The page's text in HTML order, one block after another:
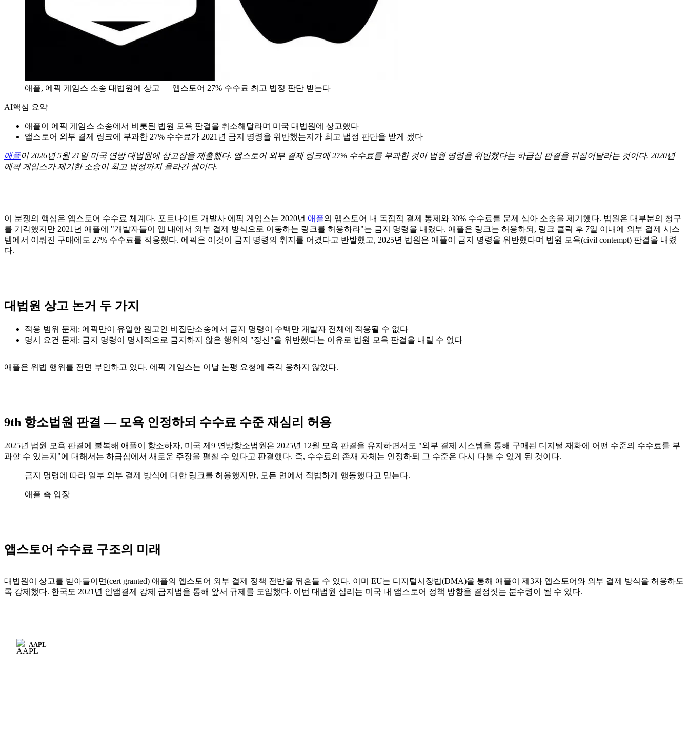
애플, 에픽 게임스 소송 대법원에 상고 — 앱스토어 27% 수수료 최고 법정 판단 받는다
AI핵심 요약
애플이 에픽 게임스 소송에서 비롯된 법원 모욕 판결을 취소해달라며 미국 대법원에 상고했다
앱스토어 외부 결제 링크에 부과한 27% 수수료가 2021년 금지 명령을 위반했는지가 최고 법정 판단을 받게 됐다
애플이 2026년 5월 21일 미국 연방 대법원에 상고장을 제출했다. 앱스토어 외부 결제 링크에 27% 수수료를 부과한 것이 법원 명령을 위반했다는 하급심 판결을 뒤집어달라는 것이다. 2020년
에픽 게임스가 제기한 소송이 최고 법정까지 올라간 셈이다.
이 분쟁의 핵심은 앱스토어 수수료 체계다. 포트나이트 개발사 에픽 게임스는 2020년 애플의 앱스토어 내 독점적 결제 통제와 30% 수수료를 문제 삼아 소송을 제기했다. 법원은 대부분의 청구
를 기각했지만 2021년 애플에 "개발자들이 앱 내에서 외부 결제 방식으로 이동하는 링크를 허용하라"는 금지 명령을 내렸다. 애플은 링크는 허용하되, 링크 클릭 후 7일 이내에 외부 결제 시스
템에서 이뤄진 구매에도 27% 수수료를 적용했다. 에픽은 이것이 금지 명령의 취지를 어겼다고 반발했고, 2025년 법원은 애플이 금지 명령을 위반했다며 법원 모욕(civil contempt) 판결을 내렸
다.
대법원 상고 논거 두 가지
적용 범위 문제: 에픽만이 유일한 원고인 비집단소송에서 금지 명령이 수백만 개발자 전체에 적용될 수 없다
명시 요건 문제: 금지 명령이 명시적으로 금지하지 않은 행위의 "정신"을 위반했다는 이유로 법원 모욕 판결을 내릴 수 없다
애플은 위법 행위를 전면 부인하고 있다. 에픽 게임스는 이날 논평 요청에 즉각 응하지 않았다.
9th 항소법원 판결 — 모욕 인정하되 수수료 수준 재심리 허용
2025년 법원 모욕 판결에 불복해 애플이 항소하자, 미국 제9 연방항소법원은 2025년 12월 모욕 판결을 유지하면서도 "외부 결제 시스템을 통해 구매된 디지털 재화에 어떤 수준의 수수료를 부
과할 수 있는지"에 대해서는 하급심에서 새로운 주장을 펼칠 수 있다고 판결했다. 즉, 수수료의 존재 자체는 인정하되 그 수준은 다시 다툴 수 있게 된 것이다.
금지 명령에 따라 일부 외부 결제 방식에 대한 링크를 허용했지만, 모든 면에서 적법하게 행동했다고 믿는다.
애플 측 입장
앱스토어 수수료 구조의 미래
대법원이 상고를 받아들이면(cert granted) 애플의 앱스토어 외부 결제 정책 전반을 뒤흔들 수 있다. 이미 EU는 디지털시장법(DMA)을 통해 애플이 제3자 앱스토어와 외부 결제 방식을 허용하도
록 강제했다. 한국도 2021년 인앱결제 강제 금지법을 통해 앞서 규제를 도입했다. 이번 대법원 심리는 미국 내 앱스토어 정책 방향을 결정짓는 분수령이 될 수 있다.
AAPL